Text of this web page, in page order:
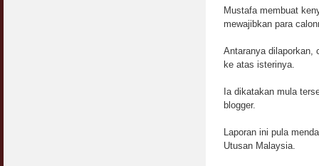
Mustafa membuat
mewajibkan para
Antaranya dilaporkan,
ke atas isterinya.
Ia dikatakan mula
blogger.
Laporan ini pula
Utusan Malaysia.